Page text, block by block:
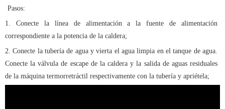
Pasos:
1. Conecte la línea de alimentación a la fuente de alimentación
correspondiente a la potencia de la caldera;
2. Conecte la tubería de agua y vierta el agua limpia en el tanque de agua.
Conecte la válvula de escape de la caldera y la salida de aguas residuales
de la máquina termorretráctil respectivamente con la tubería y apriétela;